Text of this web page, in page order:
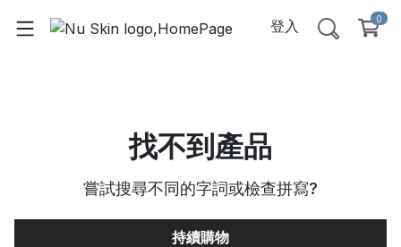
登入 0
找不到產品
嘗試搜尋不同的字詞或檢查拼寫?
持續購物